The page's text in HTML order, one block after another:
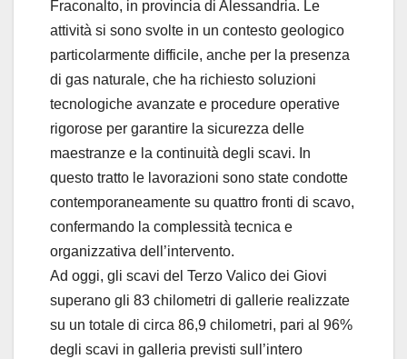
Fraconalto, in provincia di Alessandria. Le
attività si sono svolte in un contesto geologico
particolarmente difficile, anche per la presenza
di gas naturale, che ha richiesto soluzioni
tecnologiche avanzate e procedure operative
rigorose per garantire la sicurezza delle
maestranze e la continuità degli scavi. In
questo tratto le lavorazioni sono state condotte
contemporaneamente su quattro fronti di scavo,
confermando la complessità tecnica e
organizzativa dell’intervento.
Ad oggi, gli scavi del Terzo Valico dei Giovi
superano gli 83 chilometri di gallerie realizzate
su un totale di circa 86,9 chilometri, pari al 96%
degli scavi in galleria previsti sull’intero